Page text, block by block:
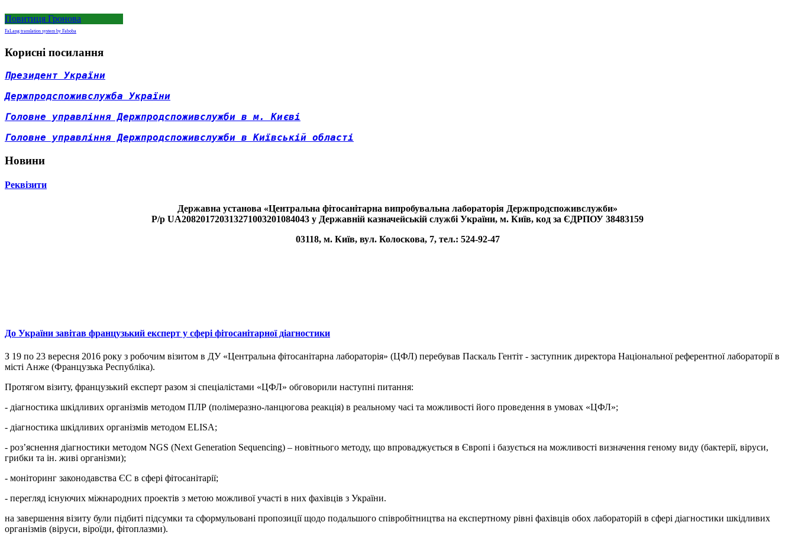
Повитиця Гронова
FaLang translation system by Faboba
Корисні посилання
Президент України
Держпродспоживслужба України
Головне управління Держпродспоживслужби в м. Києві
Головне управління Держпродспоживслужби в Київській області
Новини
Реквізити
Державна установа «Центральна фітосанітарна випробувальна лабораторія Держпродспоживслужби»
Р/р UA208201720313271003201084043 у Державній казначейській службі України, м. Київ, код за ЄДРПОУ 38483159
03118, м. Київ, вул. Колоскова, 7, тел.: 524-92-47
До України завітав французький експерт у сфері фітосанітарної діагностики
З 19 по 23 вересня 2016 року з робочим візитом в ДУ «Центральна фітосанітарна лабораторія» (ЦФЛ) перебував Паскаль Гентіт - заступник директора Національної референтної лабораторії в
місті Анже (Французька Республіка).
Протягом візиту, французький експерт разом зі спеціалістами «ЦФЛ» обговорили наступні питання:
- діагностика шкідливих організмів методом ПЛР (полімеразно-ланцюгова реакція) в реальному часі та можливості його проведення в умовах «ЦФЛ»;
- діагностика шкідливих організмів методом ELISA;
- роз’яснення діагностики методом NGS (Next Generation Sequencing) – новітнього методу, що впроваджується в Європі і базується на можливості визначення геному виду (бактерії, віруси,
грибки та ін. живі організми);
- моніторинг законодавства ЄС в сфері фітосанітарії;
- перегляд існуючих міжнародних проектів з метою можливої участі в них фахівців з України.
на завершення візиту були підбиті підсумки та сформульовані пропозиції щодо подальшого співробітництва на експертному рівні фахівців обох лабораторій в сфері діагностики шкідливих
організмів (віруси, віроїди, фітоплазми).